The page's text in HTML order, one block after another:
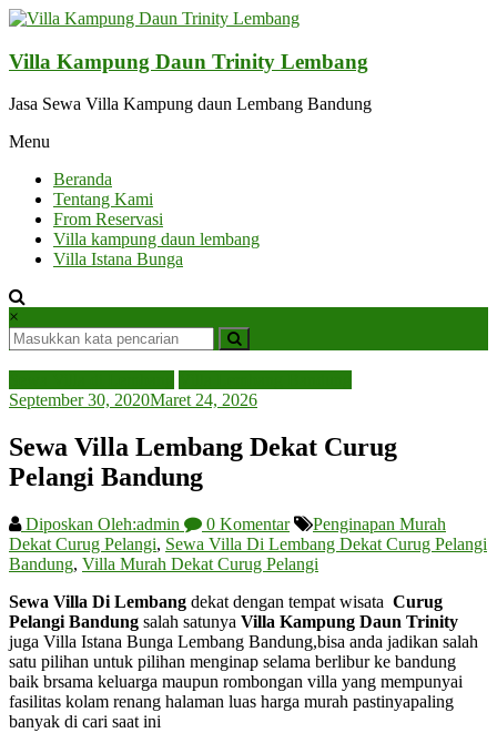
Lompat
konten
Villa Kampung Daun Trinity Lembang
Jasa Sewa Villa Kampung daun Lembang Bandung
Menu
Beranda
Tentang Kami
From Reservasi
Villa kampung daun lembang
Villa Istana Bunga
×
September 30, 2020Maret 24, 2026
Sewa Villa Lembang Dekat Curug
Pelangi Bandung
Diposkan Oleh:admin 0 Komentar
Penginapan Murah
Dekat Curug Pelangi, Sewa Villa Di Lembang Dekat Curug Pelangi
Bandung, Villa Murah Dekat Curug Pelangi
Sewa Villa Di Lembang dekat dengan tempat wisata Curug
Pelangi Bandung salah satunya Villa Kampung Daun Trinity
juga Villa Istana Bunga Lembang Bandung,bisa anda jadikan salah
satu pilihan untuk pilihan menginap selama berlibur ke bandung
baik brsama keluarga maupun rombongan villa yang mempunyai
fasilitas kolam renang halaman luas harga murah pastinyapaling
banyak di cari saat ini